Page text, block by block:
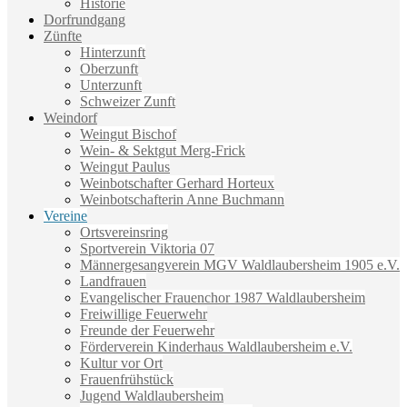
Historie
Dorfrundgang
Zünfte
Hinterzunft
Oberzunft
Unterzunft
Schweizer Zunft
Weindorf
Weingut Bischof
Wein- & Sektgut Merg-Frick
Weingut Paulus
Weinbotschafter Gerhard Horteux
Weinbotschafterin Anne Buchmann
Vereine
Ortsvereinsring
Sportverein Viktoria 07
Männergesangverein MGV Waldlaubersheim 1905 e.V.
Landfrauen
Evangelischer Frauenchor 1987 Waldlaubersheim
Freiwillige Feuerwehr
Freunde der Feuerwehr
Förderverein Kinderhaus Waldlaubersheim e.V.
Kultur vor Ort
Frauenfrühstück
Jugend Waldlaubersheim